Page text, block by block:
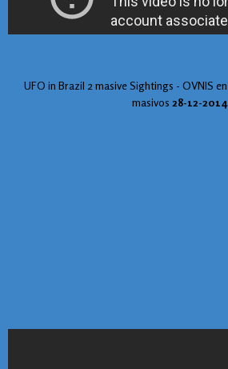
UFO in Brazil 2 masive Sightings - OVNIS en
masivos 28-12-2014